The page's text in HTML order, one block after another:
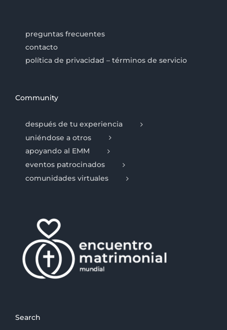
preguntas frecuentes
contacto
política de privacidad – términos de servicio
Community
después de tu experiencia
uniéndose a otros
apoyando al EMM
eventos patrocinados
comunidades virtuales
Search